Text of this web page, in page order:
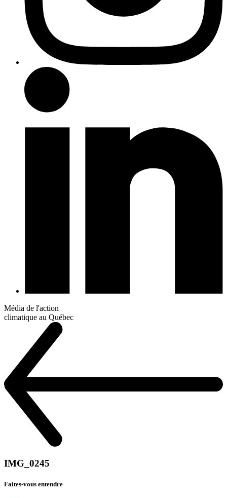
Média de l'action
climatique au Québec
IMG_0245
Faites-vous entendre